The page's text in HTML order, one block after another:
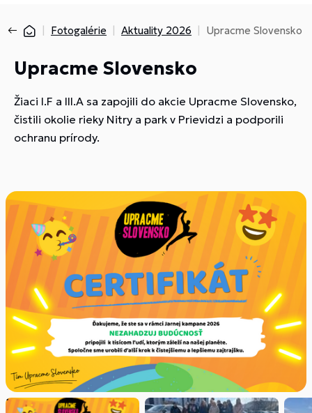
Fotogalérie Aktuality 2026 Upracme Slovensko
Upracme Slovensko
Žiaci I.F a III.A sa zapojili do akcie Upracme Slovensko,
čistili okolie rieky Nitry a park v Prievidzi a podporili
ochranu prírody.